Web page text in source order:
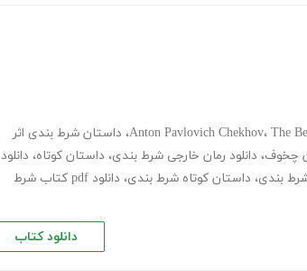
Anton Pavlovich Chekhov، The ، داستان شرط بندی اثر
چخوف، دانلود رمان خارجی شرط بندی، داستان کوتاه، دانلود
بندی، داستان کوتاه شرط بندی،
دانلود pdf کتاب شرط
دانلود کتاب